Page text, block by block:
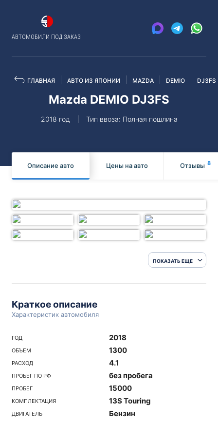
АВТОМОБИЛИ ПОД ЗАКАЗ
ГЛАВНАЯ АВТО ИЗ ЯПОНИИ MAZDA DEMIO DJ3FS
Mazda DEMIO DJ3FS
2018 год Тип ввоза: Полная пошлина
Описание авто Цены на авто Отзывы 8
ПОКАЗАТЬ ЕЩЕ
Краткое описание
Характеристик автомобиля
ГОД 2018
ОБЪЕМ 1300
РАСХОД 4.1
ПРОБЕГ ПО РФ без пробега
ПРОБЕГ 15000
КОМПЛЕКТАЦИЯ 13S Touring
ДВИГАТЕЛЬ Бензин